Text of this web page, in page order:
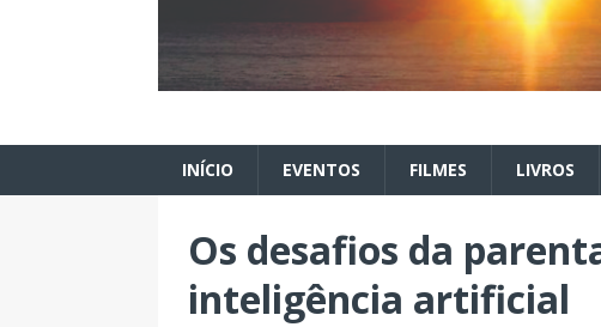
INÍCIO EVENTOS FILMES LIVROS
Os desafios da
inteligência artificial